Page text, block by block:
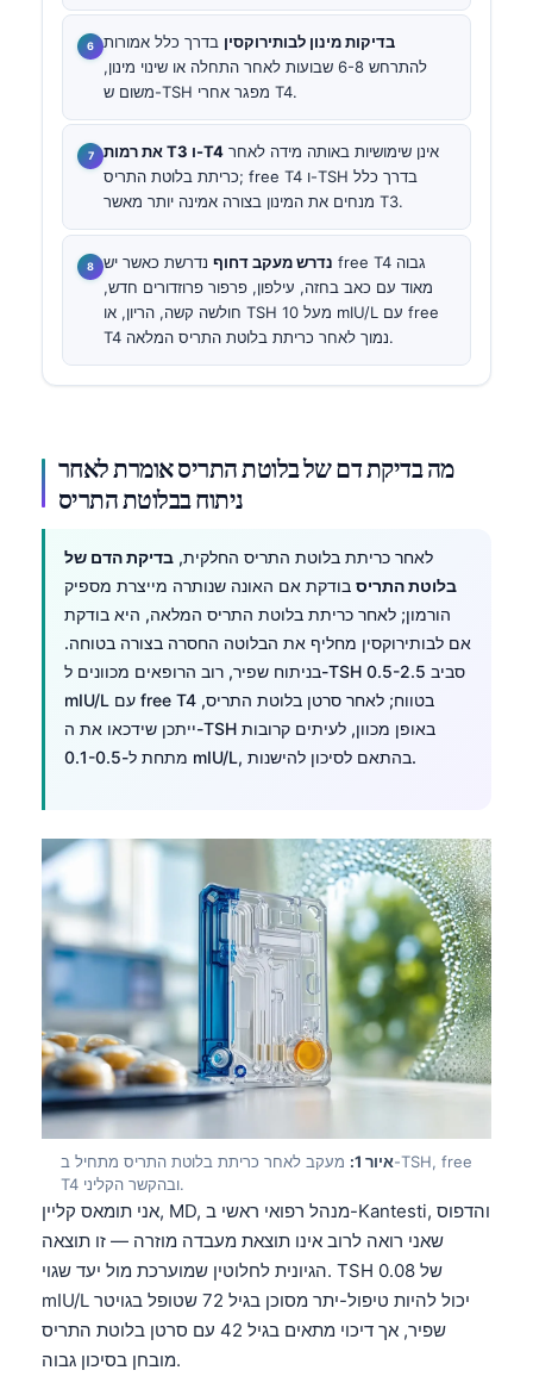
בדיקות מינון לבותירוקסין בדרך כלל אמורות
להתרחש 6-8 שבועות לאחר התחלה או שינוי מינון,
משום ש-TSH מפגר אחרי T4.
את רמות T3 ו-T4
כריתת בלוטת התריס; free T4 ו-TSH בדרך כלל
מנחים את המינון בצורה אמינה יותר מאשר T3.
נדרש מעקב דחוף נדרשת כאשר יש free T4 גבוה
מאוד עם כאב בחזה, עילפון, פרפור פרוזדורים חדש,
חולשה קשה, הריון, או TSH מעל 10 mIU/L עם free
T4 נמוך לאחר כריתת בלוטת התריס המלאה.
מה בדיקת דם של בלוטת התריס אומרת לאחר
ניתוח בבלוטת התריס
לאחר כריתת בלוטת התריס החלקית, בדיקת הדם של
בלוטת התריס בודקת אם האונה שנותרה מייצרת מספיק
הורמון; לאחר כריתת בלוטת התריס המלאה, היא בודקת
אם לבותירוקסין מחליף את הבלוטה החסרה בצורה בטוחה.
בניתוח שפיר, רוב הרופאים מכוונים ל-TSH סביב 0.5-2.5
mIU/L עם free T4 בטווח; לאחר סרטן בלוטת התריס,
ייתכן שידכאו את ה-TSH באופן מכוון, לעיתים קרובות
מתחת ל-0.1-0.5 mIU/L, בהתאם לסיכון להישנות.
איור 1:
מעקב לאחר כריתת בלוטת התריס מתחיל ב-TSH, free
T4 ובהקשר הקליני.
אני תומאס קליין, MD, מנהל רפואי ראשי ב-Kantesti, והדפוס
שאני רואה לרוב אינו תוצאת מעבדה מוזרה — זו תוצאה
הגיונית לחלוטין שמוערכת מול יעד שגוי. TSH של 0.08
mIU/L יכול להיות טיפול-יתר מסוכן בגיל 72 שטופל בגויטר
שפיר, אך דיכוי מתאים בגיל 42 עם סרטן בלוטת התריס
מובחן בסיכון גבוה.